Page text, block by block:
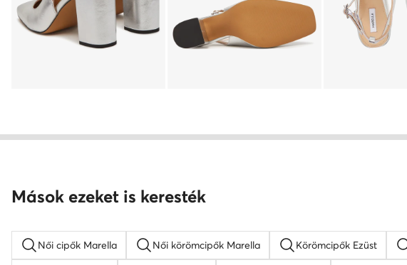
Mások ezeket is keresték
Női cipők Marella Női körömcipők Marella Körömcipők Ezüst